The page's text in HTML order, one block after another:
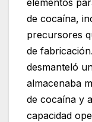
de cocaína,
precursores
de
desmanteló
almacenaba
de cocaína y
capacidad